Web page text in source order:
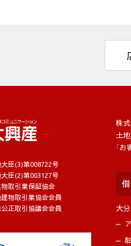
臣(3)第008722号
臣(2)第003127号
取引業保証協会
物取引業協会会員
正取引協議会会員
株
土
「
大